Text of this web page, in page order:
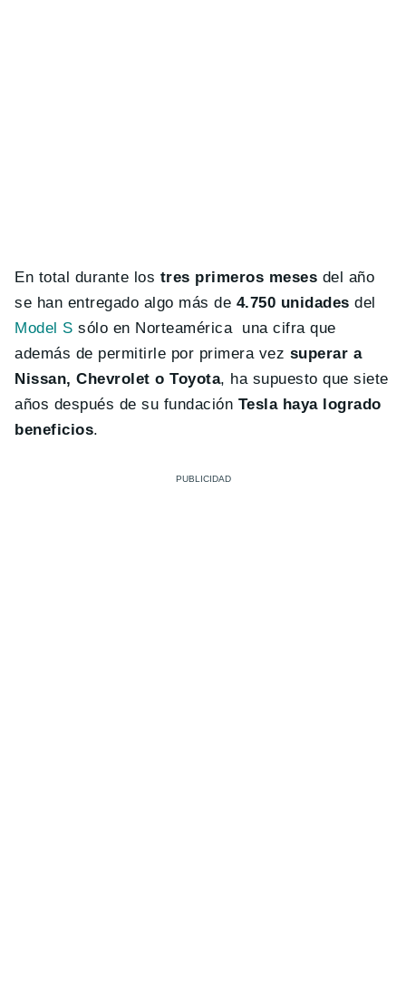
En total durante los tres primeros meses del año
se han entregado algo más de 4.750 unidadesdel
Model S sólo en Norteamérica una cifra que
además de permitirle por primera vez superar a
Nissan, Chevrolet o Toyota, ha supuesto que siete
años después de su fundación Tesla haya logrado
beneficios.